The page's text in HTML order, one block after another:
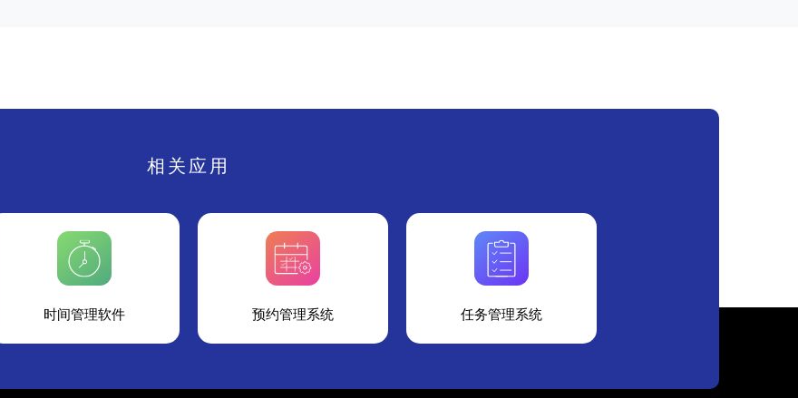
相关应用
时间管理软件 预约管理系统 任务管理系统